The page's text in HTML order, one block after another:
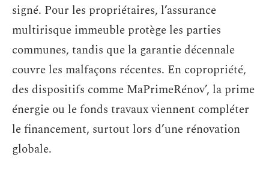
signé. Pour les propriétaires, l’assurance
multirisque immeuble protège les parties
communes, tandis que la garantie décennale
couvre les malfaçons récentes. En copropriété,
des dispositifs comme MaPrimeRénov’, la prime
énergie ou le fonds travaux viennent compléter
le financement, surtout lors d’une rénovation
globale.